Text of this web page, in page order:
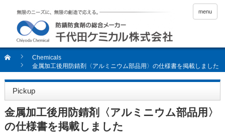
menu
Chemicals
金属加工後用防錆剤〈アルミニウム部品用〉の仕様書を掲載しました
Pickup
金属加工後用防錆剤〈アルミニウム部品用〉
の仕様書を掲載しました